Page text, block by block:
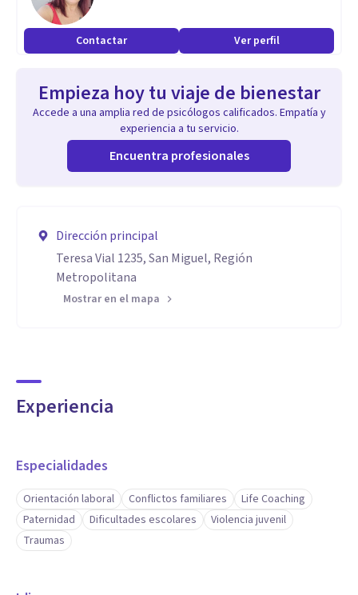
Contactar Ver perfil
Empieza hoy tu viaje de bienestar
Accede a una amplia red de psicólogos calificados. Empatía y
experiencia a tu servicio.
Encuentra profesionales
Dirección principal
Teresa Vial 1235, San Miguel, Región
Metropolitana
Mostrar en el mapa
Experiencia
Especialidades
Orientación laboral Conflictos familiares
Life Coaching
Paternidad
Dificultades escolares
Violencia juvenil
Traumas